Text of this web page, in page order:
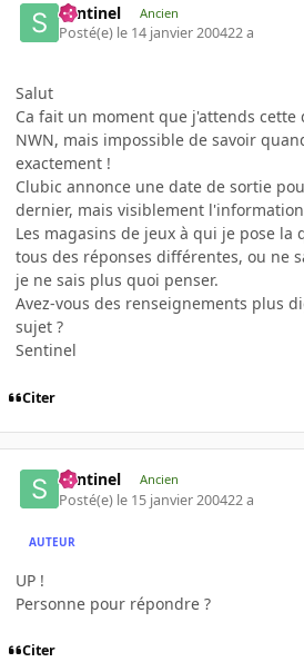
Sentinel Ancien
Posté(e) le 14 janvier 200422 a
Salut
Ca fait un moment que j'attends cette
NWN, mais impossible de savoir
exactement !
Clubic annonce une date de sortie
dernier, mais visiblement
Les magasins de jeux à qui je pose la
tous des réponses différentes, ou ne
je ne sais plus quoi penser.
Avez-vous des renseignements plus
sujet ?
Sentinel
Citer
Sentinel Ancien
Posté(e) le 15 janvier 200422 a
AUTEUR
UP !
Personne pour répondre ?
Citer